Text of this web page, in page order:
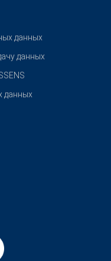
данных
данных
данных